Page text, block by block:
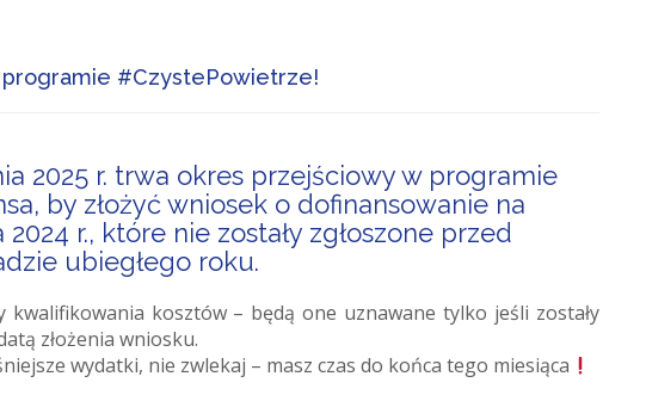
#CzystePowietrze!
2025 r. trwa okres przejściowy w programie
by złożyć wniosek o dofinansowanie na
r., które nie zostały zgłoszone przed
ubiegłego roku.
kosztów – będą one uznawane tylko jeśli zostały
złożenia wniosku.
wydatki, nie zwlekaj – masz czas do końca tego miesiąca